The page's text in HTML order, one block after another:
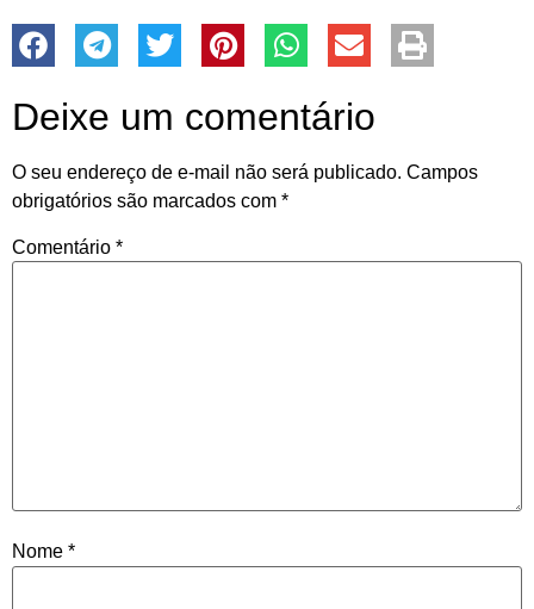
Deixe um comentário
O seu endereço de e-mail não será publicado. Campos
obrigatórios são marcados com *
Comentário *
Nome *